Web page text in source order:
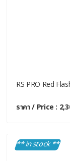
RS PRO Red
ราคา / Price :
** in stock **